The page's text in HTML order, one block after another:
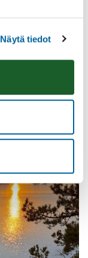
Näytä tiedot